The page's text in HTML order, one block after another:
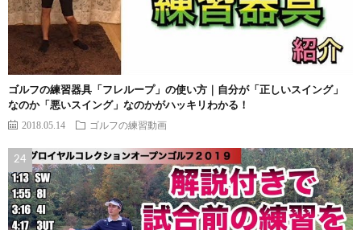
ゴルフの練習器具「フレループ」の使い方｜自分が「正しいスイング」
なのか「悪いスイング」なのかがハッキリわかる！
2018.05.14 ゴルフの練習動画